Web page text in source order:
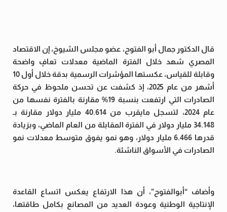
قال الدكتور جمال أبو الفتوح، عضو مجلس الشيوخ، إن الاقتصاد
المصري شهد خلال الفترة الماضية معدلات تعافٍ واضحة
وقابلة للقياس، عكستها المؤشرات الرسمية بدقة خلال أول 10
أشهر من عام 2025، إذ كشفت عن تحسن ملحوظ في حركة
الصادرات التي ارتفعت بنسبة 19% مقارنة بالفترة نفسها من
عام 2024، لتسجل مايقرب من 40.614 مليار دولار مقارنة بـ
34.148 مليار دولار في الفترة المقابلة من العام الماضي، وبزيادة
قدرها 6.466 مليار دولار، وهو نمو يفوق متوسط معدلات نمو
الصادرات في الأسواق الناشئة.
وأضاف “أبوالفتوح”، أن هذا الارتفاع يعكس اتساع القاعدة
الإنتاجية الوطنية وعودة العديد من المصانع بكامل طاقتها،